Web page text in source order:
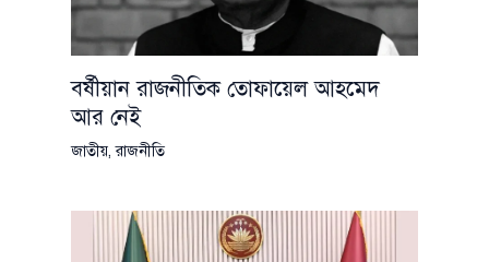
বর্ষীয়ান রাজনীতিক তোফায়েল আহমেদ
আর নেই
জাতীয়,রাজনীতি